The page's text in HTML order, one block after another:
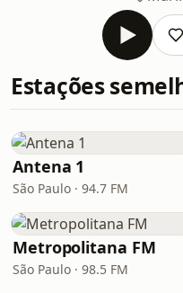
Estações
Antena 1
São Paulo · 94.7 FM
Metropolitana FM
São Paulo · 98.5 FM